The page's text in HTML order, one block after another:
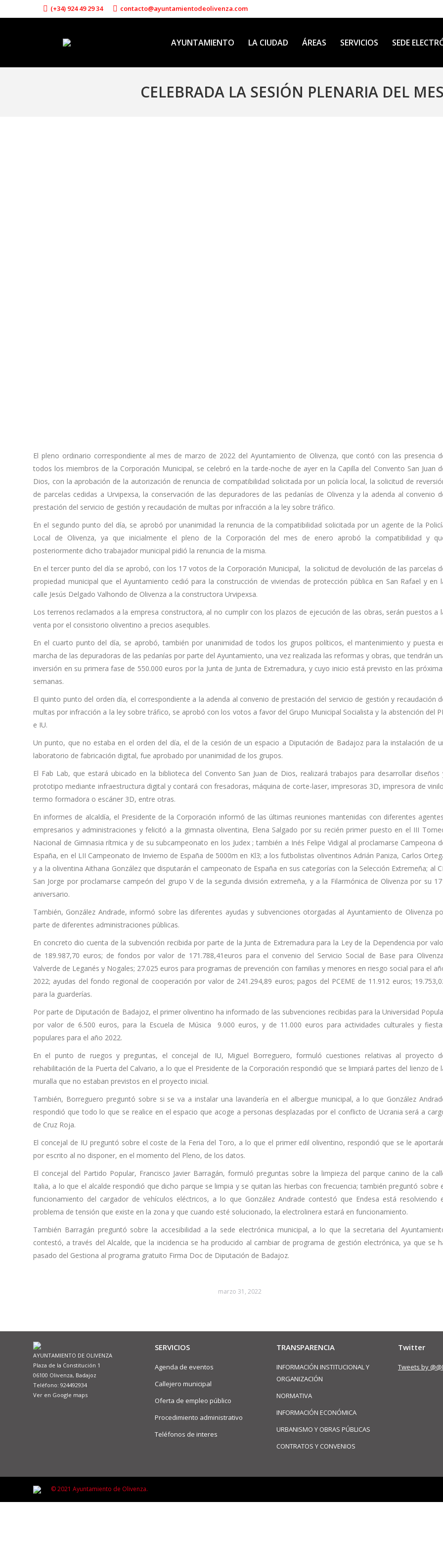
(+34) 924 49 29 34 contacto@ayuntamientodeolivenza.com
AYUNTAMIENTO LA CIUDAD ÁREAS SERVICIOS SEDE
CELEBRADA LA SESIÓN PLENARIA DEL
El pleno ordinario correspondiente al mes de marzo de 2022 del Ayuntamiento de Olivenza, que contó con las presencia
todos los miembros de la Corporación Municipal, se celebró en la tarde-noche de ayer en la Capilla del Convento San Juan
Dios, con la aprobación de la autorización de renuncia de compatibilidad solicitada por un policía local, la solicitud de
de parcelas cedidas a Urvipexsa, la conservación de las depuradores de las pedanías de Olivenza y la adenda al convenio
prestación del servicio de gestión y recaudación de multas por infracción a la ley sobre tráfico.
En el segundo punto del día, se aprobó por unanimidad la renuncia de la compatibilidad solicitada por un agente de la
Local de Olivenza, ya que inicialmente el pleno de la Corporación del mes de enero aprobó la compatibilidad y
posteriormente dicho trabajador municipal pidió la renuncia de la misma.
En el tercer punto del día se aprobó, con los 17 votos de la Corporación Municipal, la solicitud de devolución de las parcelas
propiedad municipal que el Ayuntamiento cedió para la construcción de viviendas de protección pública en San Rafael y en
calle Jesús Delgado Valhondo de Olivenza a la constructora Urvipexsa.
Los terrenos reclamados a la empresa constructora, al no cumplir con los plazos de ejecución de las obras, serán puestos a
venta por el consistorio oliventino a precios asequibles.
En el cuarto punto del día, se aprobó, también por unanimidad de todos los grupos políticos, el mantenimiento y puesta
marcha de las depuradoras de las pedanías por parte del Ayuntamiento, una vez realizada las reformas y obras, que tendrán
inversión en su primera fase de 550.000 euros por la Junta de Junta de Extremadura, y cuyo inicio está previsto en las
semanas.
El quinto punto del orden día, el correspondiente a la adenda al convenio de prestación del servicio de gestión y recaudación
multas por infracción a la ley sobre tráfico, se aprobó con los votos a favor del Grupo Municipal Socialista y la abstención del
e IU.
Un punto, que no estaba en el orden del día, el de la cesión de un espacio a Diputación de Badajoz para la instalación de
laboratorio de fabricación digital, fue aprobado por unanimidad de los grupos.
El Fab Lab, que estará ubicado en la biblioteca del Convento San Juan de Dios, realizará trabajos para desarrollar diseños
prototipo mediante infraestructura digital y contará con fresadoras, máquina de corte-laser, impresoras 3D, impresora de
termo formadora o escáner 3D, entre otras.
En informes de alcaldía, el Presidente de la Corporación informó de las últimas reuniones mantenidas con diferentes
empresarios y administraciones y felicitó a la gimnasta oliventina, Elena Salgado por su recién primer puesto en el III
Nacional de Gimnasia rítmica y de su subcampeonato en los Judex ; también a Inés Felipe Vidigal al proclamarse Campeona
España, en el LII Campeonato de Invierno de España de 5000m en Kl3; a los futbolistas oliventinos Adrián Paniza, Carlos
y a la oliventina Aithana González que disputarán el campeonato de España en sus categorías con la Selección Extremeña; al
San Jorge por proclamarse campeón del grupo V de la segunda división extremeña, y a la Filarmónica de Olivenza por su
aniversario.
También, González Andrade, informó sobre las diferentes ayudas y subvenciones otorgadas al Ayuntamiento de Olivenza
parte de diferentes administraciones públicas.
En concreto dio cuenta de la subvención recibida por parte de la Junta de Extremadura para la Ley de la Dependencia por
de 189.987,70 euros; de fondos por valor de 171.788,41euros para el convenio del Servicio Social de Base para
Valverde de Leganés y Nogales; 27.025 euros para programas de prevención con familias y menores en riesgo social para el
2022; ayudas del fondo regional de cooperación por valor de 241.294,89 euros; pagos del PCEME de 11.912 euros;
para la guarderías.
Por parte de Diputación de Badajoz, el primer oliventino ha informado de las subvenciones recibidas para la Universidad
por valor de 6.500 euros, para la Escuela de Música 9.000 euros, y de 11.000 euros para actividades culturales y
populares para el año 2022.
En el punto de ruegos y preguntas, el concejal de IU, Miguel Borreguero, formuló cuestiones relativas al proyecto
rehabilitación de la Puerta del Calvario, a lo que el Presidente de la Corporación respondió que se limpiará partes del lienzo de
muralla que no estaban previstos en el proyecto inicial.
También, Borreguero preguntó sobre si se va a instalar una lavandería en el albergue municipal, a lo que González
respondió que todo lo que se realice en el espacio que acoge a personas desplazadas por el conflicto de Ucrania será a
de Cruz Roja.
El concejal de IU preguntó sobre el coste de la Feria del Toro, a lo que el primer edil oliventino, respondió que se le
por escrito al no disponer, en el momento del Pleno, de los datos.
El concejal del Partido Popular, Francisco Javier Barragán, formuló preguntas sobre la limpieza del parque canino de la
Italia, a lo que el alcalde respondió que dicho parque se limpia y se quitan las hierbas con frecuencia; también preguntó sobre
funcionamiento del cargador de vehículos eléctricos, a lo que González Andrade contestó que Endesa está resolviendo
problema de tensión que existe en la zona y que cuando esté solucionado, la electrolinera estará en funcionamiento.
También Barragán preguntó sobre la accesibilidad a la sede electrónica municipal, a lo que la secretaria del
contestó, a través del Alcalde, que la incidencia se ha producido al cambiar de programa de gestión electrónica, ya que se
pasado del Gestiona al programa gratuito Firma Doc de Diputación de Badajoz.
marzo 31, 2022
AYUNTAMIENTO DE OLIVENZA
Plaza de la Constitución 1
06100 Olivenza, Badajoz
Teléfono: 924492934
Ver en Google maps
SERVICIOS
Agenda de eventos
Callejero municipal
Oferta de empleo público
Procedimiento administrativo
Teléfonos de interes
TRANSPARENCIA
INFORMACIÓN INSTITUCIONAL Y
ORGANIZACIÓN
NORMATIVA
INFORMACIÓN ECONÓMICA
URBANISMO Y OBRAS PÚBLICAS
CONTRATOS Y CONVENIOS
Twitter
Tweets by
© 2021 Ayuntamiento de Olivenza.